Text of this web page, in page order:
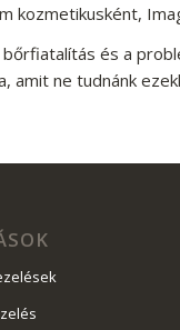
kozmetikusként,
bőrfiatalítás és a
amit ne tudnánk